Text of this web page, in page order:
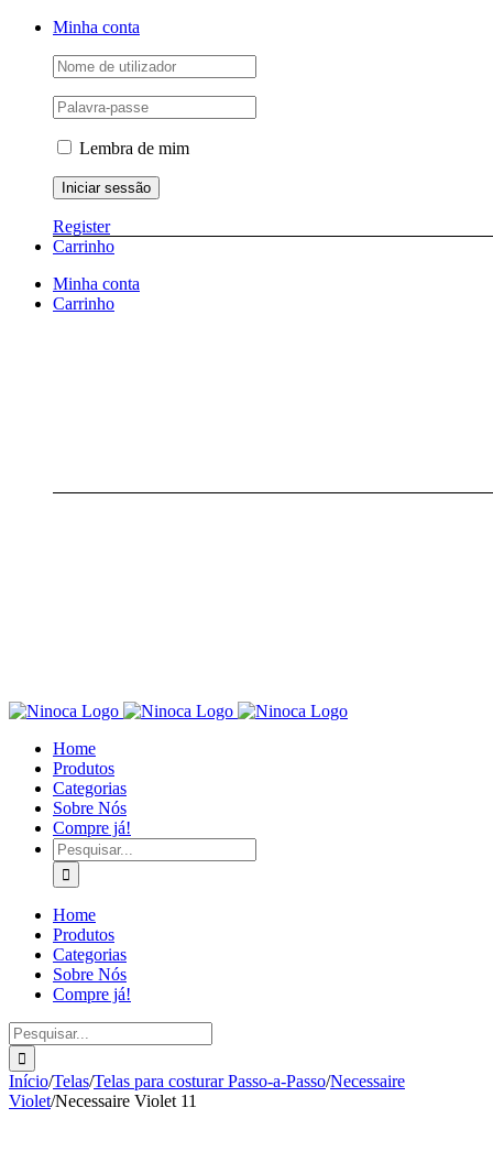
Skip
Facebook
Instagram
YouTubeMinha conta
Lembra de mim
Register
Carrinho
Minha conta
Carrinho
Home
Produtos
Categorias
Sobre Nós
Compre já!
Pesquisar
Home
Produtos
Categorias
Sobre Nós
Compre já!
Pesquisar
Início/Telas/Telas para costurar Passo-a-Passo/Necessaire
Violet/Necessaire Violet 11